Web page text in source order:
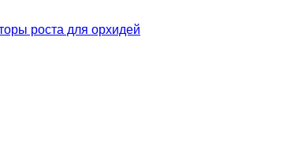
роста для орхидей